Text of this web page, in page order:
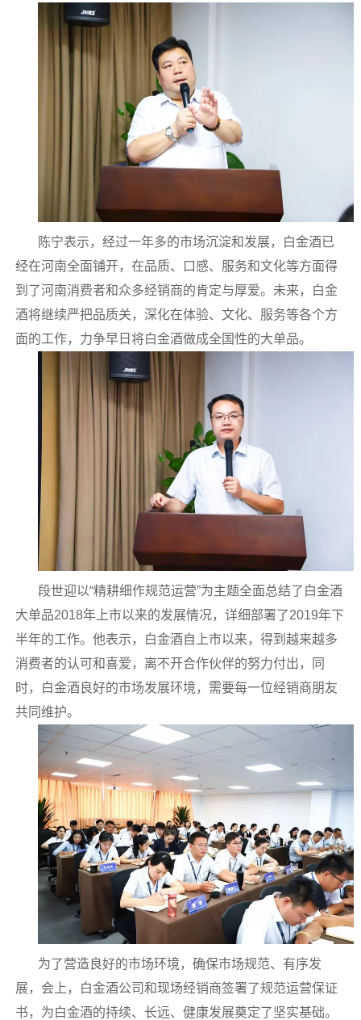
陈宁表示，经过一年多的市场沉淀和发展，白金酒已
经在河南全面铺开，在品质、口感、服务和文化等方面得
到了河南消费者和众多经销商的肯定与厚爱。未来，白金
酒将继续严把品质关，深化在体验、文化、服务等各个方
面的工作，力争早日将白金酒做成全国性的大单品。
段世迎以“精耕细作规范运营”为主题全面总结了白金酒
大单品2018年上市以来的发展情况，详细部署了2019年下
半年的工作。他表示，白金酒自上市以来，得到越来越多
消费者的认可和喜爱，离不开合作伙伴的努力付出，同
时，白金酒良好的市场发展环境，需要每一位经销商朋友
共同维护。
为了营造良好的市场环境，确保市场规范、有序发
展，会上，白金酒公司和现场经销商签署了规范运营保证
书，为白金酒的持续、长远、健康发展奠定了坚实基础。